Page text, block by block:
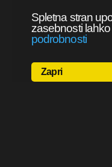
Spletna stran
zasebnosti
podrobnosti
Zapri